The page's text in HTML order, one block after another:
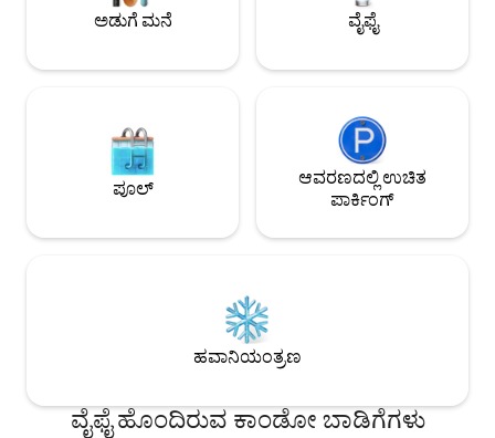
ಅಡುಗೆ ಮನೆ ವೈಫೈ
ಪೂಲ್
ಆವರಣದಲ್ಲಿ ಉಚಿತ
ಪಾರ್ಕಿಂಗ್
ಹವಾನಿಯಂತ್ರಣ
ವೈಫೈ ಹೊಂದಿರುವ ಕಾಂಡೋ ಬಾಡಿಗೆಗಳು